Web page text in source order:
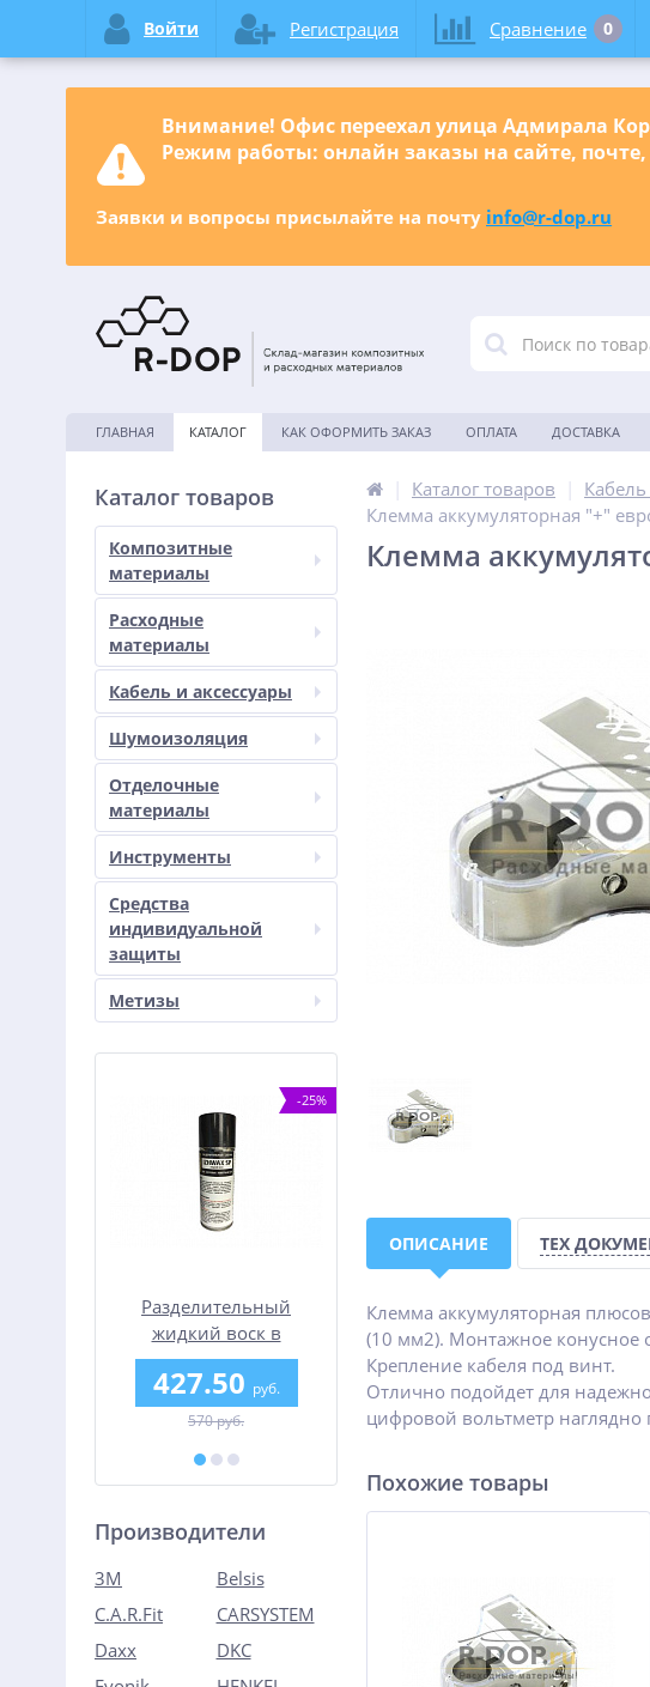
Внимание! Офис переехал улица Адмирала
Режим работы: онлайн заказы на сайте,
Заявки и вопросы присылайте на почту info@r-dop.ru
ГЛАВНАЯ КАТАЛОГ КАК ОФОРМИТЬ ЗАКАЗ ОПЛАТА ДОСТАВКА
Каталог товаров
Композитные
материалы
Расходные
материалы
Кабель и аксессуары
Шумоизоляция
Отделочные
материалы
Инструменты
Средства
индивидуальной
защиты
Метизы
-25%
Разделительный
жидкий воск в
аэрозоли IZHWAX SP
427.50 руб.
570 руб.
Набор для ремонта
стеклопластика Норма
От910руб.
Производители
3M
Belsis
C.A.R.Fit
CARSYSTEM
Daxx
DKC
Каталог товаров
Клемма аккумуляторная "+"
Клемма
ОПИСАНИЕ ТЕХ
Клемма аккумуляторная
(10 мм2). Монтажное конусное
Крепление кабеля под винт.
Отлично подойдет для
цифровой вольтметр наглядно
Похожие товары
Войти Регистрация Сравнение 0